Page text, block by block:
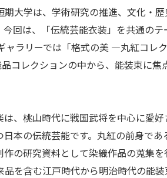
大学は、学術研究の推進、文化・
回は、「伝統芸能衣装」を共通のテ
ラリーでは「格式の美 ―丸紅コレ
コレクションの中から、能装束に焦
、桃山時代に戦国武将を中心に愛
本の伝統芸能です。丸紅の前身で
の研究資料として染織作品の蒐集
を含む江戸時代から明治時代の能